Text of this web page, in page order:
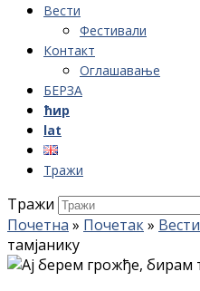
Вести
Фестивали
Контакт
Оглашавање
БЕРЗА
ћир
lat
Тражи
Тражи
Почетна » Почетак» Вести
тамјанику